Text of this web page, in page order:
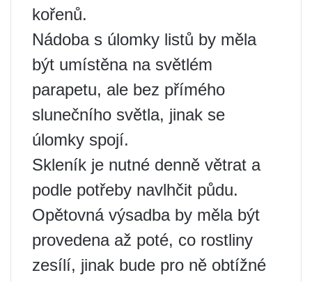
kořenů.
Nádoba s úlomky listů by měla
být umístěna na světlém
parapetu, ale bez přímého
slunečního světla, jinak se
úlomky spojí.
Skleník je nutné denně větrat a
podle potřeby navlhčit půdu.
Opětovná výsadba by měla být
provedena až poté, co rostliny
zesílí, jinak bude pro ně obtížné